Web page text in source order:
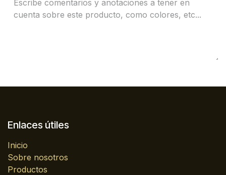
Enlaces útiles
Inicio
Sobre nosotros
Productos